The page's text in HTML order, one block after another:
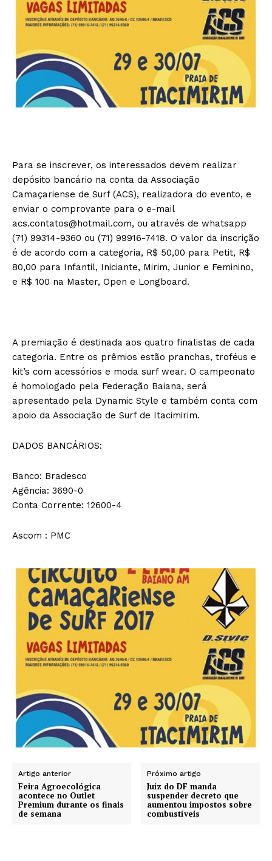
Para se inscrever, os interessados devem realizar
depósito bancário na conta da Associação
Camaçariense de Surf (ACS), realizadora do evento, e
enviar o comprovante para o e-mail
acs.contatos@hotmail.com, ou através de whatsapp
(71) 99314-9360 ou (71) 99916-7418. O valor da inscrição
é de acordo com a categoria, R$ 50,00 para Petit, R$
80,00 para Infantil, Iniciante, Mirim, Junior e Feminino,
e R$ 100 na Master, Open e Longboard.
A premiação é destinada aos quatro finalistas de cada
categoria. Entre os prêmios estão pranchas, troféus e
kit’s com acessórios e moda surf wear. O campeonato
é homologado pela Federação Baiana, será
apresentado pela Dynamic Style e também conta com
apoio da Associação de Surf de Itacimirim.
DADOS BANCÁRIOS:
Banco: Bradesco
Agência: 3690-0
Conta Corrente: 12600-4
Ascom : PMC
Artigo anterior
Feira Agroecológica
acontece no Outlet
Premium durante os finais
de semana
Próximo artigo
Juiz do DF manda
suspender decreto que
aumentou impostos sobre
combustíveis